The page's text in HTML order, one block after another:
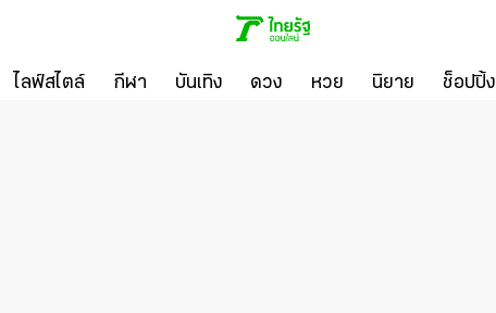
ไลฟ์สไตล์ กีฬา บันเทิง ดวง หวย นิยาย ช็อปปิ้ง